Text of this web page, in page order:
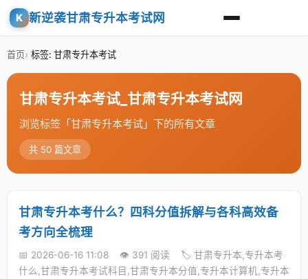
K 新逆袭甘肃专升本考试网
首页 标签: 甘肃专升本考试
甘肃专升本考试_甘肃专升本考试网
浏览标签「甘肃专升本考试」下的所有文章
共 50 篇文章
甘肃专升本考什么？四科分值拆解与各科高效备
考方向全梳理
📅 2026-06-16 11:08 👁️ 391 阅读
🏷️ 甘肃专升本,专升本考
什么,甘肃专升本考试科目,甘肃专升本分值,专升本计算机,专升本